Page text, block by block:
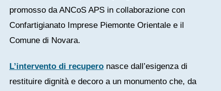
promosso daANCoS APSin collaborazione con
Confartigianato Imprese Piemonte Orientale e il
Comune di Novara.
L’intervento di recuperonasce dall’esigenza di
restituire dignità e decoro a un monumento che, da